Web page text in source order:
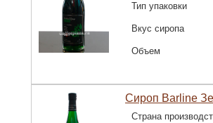
Тип упаковки
Вкус сиропа
Объем
Сироп Barline
Страна